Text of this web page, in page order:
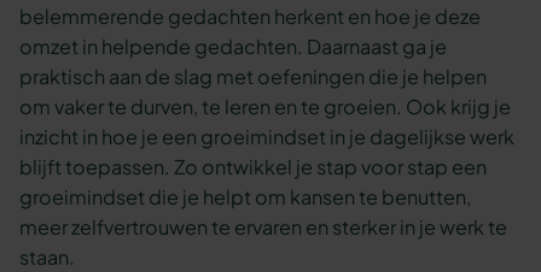
belemmerende gedachten herkent en hoe je deze
omzet in helpende gedachten. Daarnaast ga je
praktisch aan de slag met oefeningen die je helpen
om vaker te durven, te leren en te groeien. Ook krijg je
inzicht in hoe je een groeimindset in je dagelijkse werk
blijft toepassen. Zo ontwikkel je stap voor stap een
groeimindset die je helpt om kansen te benutten,
meer zelfvertrouwen te ervaren en sterker in je werk te
staan.